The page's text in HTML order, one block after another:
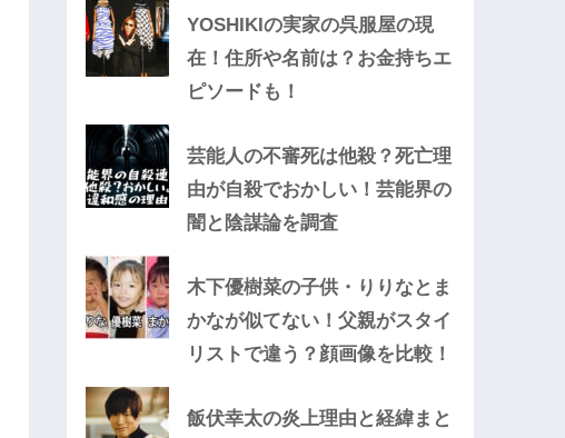
YOSHIKIの実家の呉服屋の現
在！住所や名前は？お金持ちエ
ピソードも！
芸能人の不審死は他殺？死亡理
由が自殺でおかしい！芸能界の
闇と陰謀論を調査
木下優樹菜の子供・りりなとま
かなが似てない！父親がスタイ
リストで違う？顔画像を比較！
飯伏幸太の炎上理由と経緯まと